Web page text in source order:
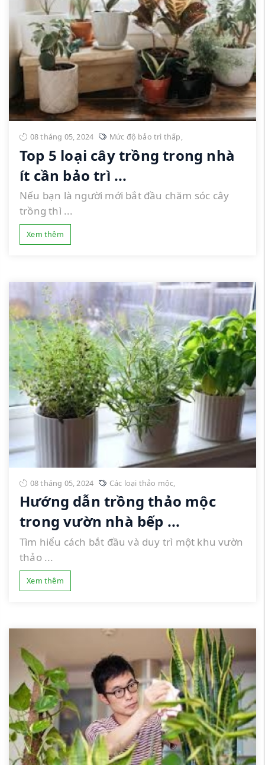
08 tháng 05, 2024 Mức độ bảo trì thấp,
Top 5 loại cây trồng trong nhà
ít cần bảo trì ...
Nếu bạn là người mới bắt đầu chăm sóc cây
trồng thì ...
Xem thêm
08 tháng 05, 2024 Các loại thảo mộc,
Hướng dẫn trồng thảo mộc
trong vườn nhà bếp ...
Tìm hiểu cách bắt đầu và duy trì một khu vườn
thảo ...
Xem thêm